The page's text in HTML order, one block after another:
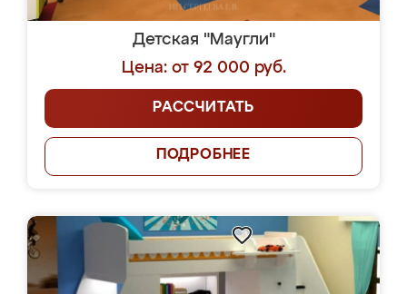
Детская "Маугли"
Цена: от 92 000 руб.
РАССЧИТАТЬ
ПОДРОБНЕЕ